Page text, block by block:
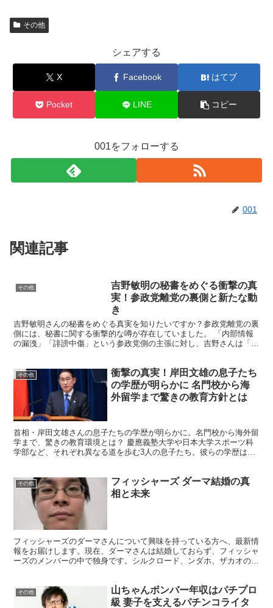
その他
シェアする
X Facebook はてブ
Pocket LINE コピー
001をフォローする
001
関連記事
その他
吉野敏明の秘書をめぐる衝撃の真
実！参政党離党の裏側と新たな動
き
吉野敏明さんの秘書をめぐる真実を知りたいですか？参政党離党の裏
側には、秘書に関する衝撃的な噂が存在していました。 「内部情報
の漏洩」「誹謗中傷」という参政党側の主張に対し、吉野さんは「切
その他
衝撃の真実！岸田文雄の息子たち
の学歴が明らかに 名門校から海
外留学まで驚きの教育方針とは
首相・岸田文雄さんの息子たちの学歴が明らかに。名門校から海外留
学まで、驚きの教育環境とは？ 慶應義塾大学や日本大学スポーツ科
学部など、それぞれ異なる道を歩む3人の息子たち。彼らの学歴は一
その他
フィッシャーズ ダーマ結婚の真
相と未来
フィッシャーズのダーマさんについて興味を持っている方へ、最新情
報をお届けします。現在、ダーマさんは結婚しておらず、フィッシャ
ーズのメンバーの中で独身です。シルクロード、ンダホ、ザカオの3
その他
山ちゃんボンバー年収はパチプロ
級 妻子を支えるパチンコライタ